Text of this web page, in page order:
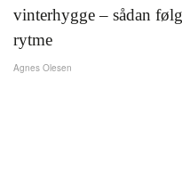
vinterhygge – sådan
rytme
Agnes Olesen